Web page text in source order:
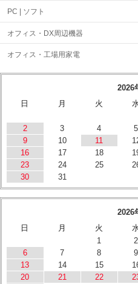
PC | ソフト
オフィス・DX周辺機器
オフィス・工場用家電
2026
日
月 火
2
3 4 5
9
10 11
16
17 18
23
24 25
30
31
2026
日
月 火
1
2
6
7 8 9
13
14 15
20
21 22